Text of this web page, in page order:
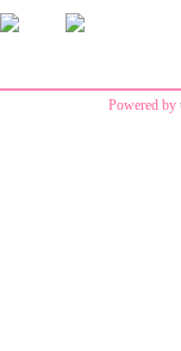
Powered by